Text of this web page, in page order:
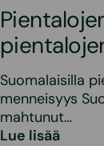
Suomalaisilla
menneisyys
mahtunut…
Lue lisää